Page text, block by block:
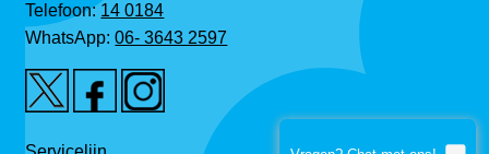
Telefoon:14 0184
WhatsApp:06- 3643 2597